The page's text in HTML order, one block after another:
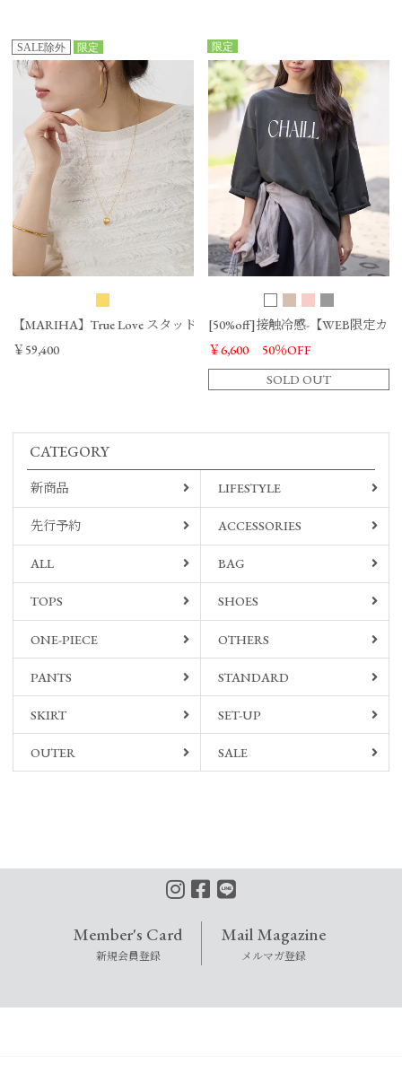
SALE除外 限定
【MARIHA】True Love スタッドチェーンネックレス
￥59,400
限定
[50%off]接触冷感-【WEB限定カ
￥6,600
50％OFF
SOLD OUT
CATEGORY
新商品
先行予約
ALL
TOPS
ONE-PIECE
PANTS
SKIRT
OUTER
LIFESTYLE
ACCESSORIES
BAG
SHOES
OTHERS
STANDARD
SET-UP
SALE
Member's Card
新規会員登録
Mail Magazine
メルマガ登録